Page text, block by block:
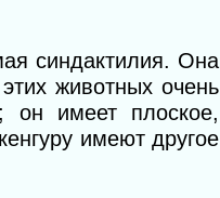
синдактилия. Она
животных очень
он имеет плоское,
имеют другое